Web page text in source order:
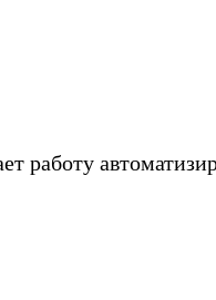
работу